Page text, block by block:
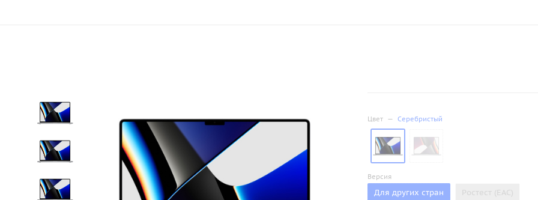
Цвет — Серебристый
Версия
Для других стран Ростест (ЕАС)